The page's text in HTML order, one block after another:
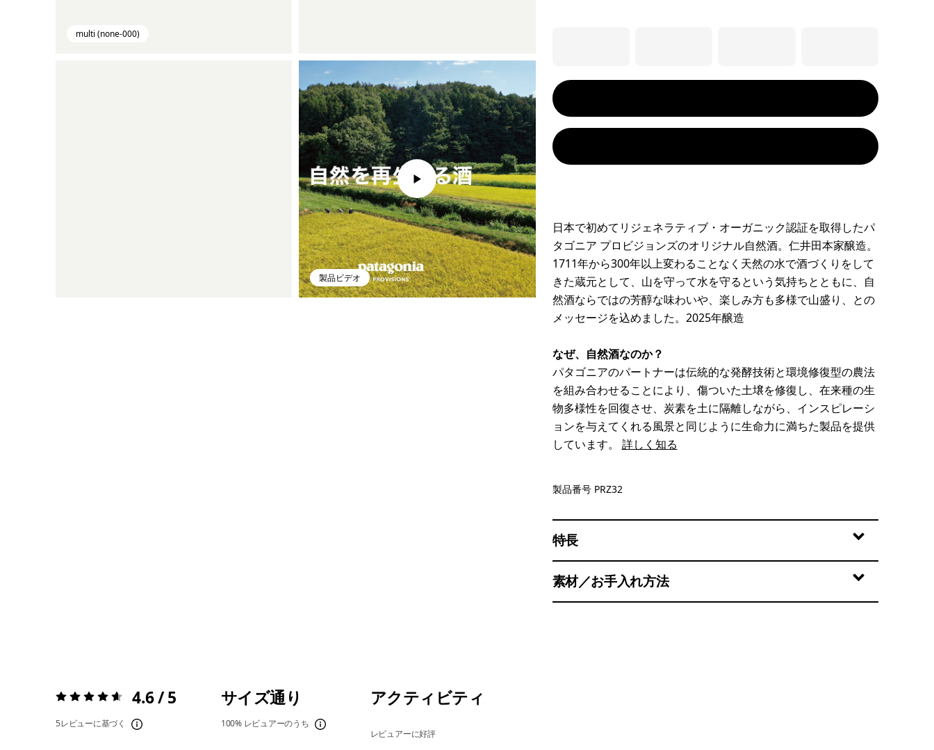
multi (none-000)
製品ビデオ
日本で初めてリジェネラティブ・オーガニック認証を取得したパ
タゴニア プロビジョンズのオリジナル自然酒。仁井田本家醸造。
1711年から300年以上変わることなく天然の水で酒づくりをして
きた蔵元として、山を守って水を守るという気持ちとともに、自
然酒ならではの芳醇な味わいや、楽しみ方も多様で山盛り、との
メッセージを込めました。2025年醸造
なぜ、自然酒なのか？
パタゴニアのパートナーは伝統的な発酵技術と環境修復型の農法
を組み合わせることにより、傷ついた土壌を修復し、在来種の生
物多様性を回復させ、炭素を土に隔離しながら、インスピレーシ
ョンを与えてくれる風景と同じように生命力に満ちた製品を提供
しています。 詳しく知る
製品番号 PRZ32
特長
素材／お手入れ方法
評価:4.6 / 5 4.6 / 5
5レビューに基づく
サイズ通り
100% レビュアーのうち
アクティビティ
レビュアーに好評